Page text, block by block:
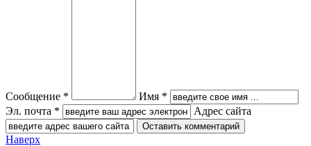
Сообщение *
Имя *
Эл. почта *
Адрес сайта
Наверх